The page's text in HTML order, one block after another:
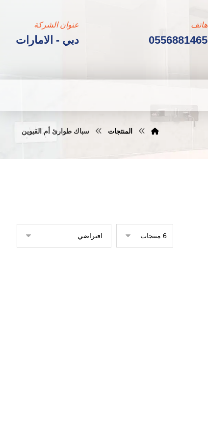
عنوان الشركة
دبي - الامارات
هاتف
0556881465
المنتجات سباك طوارئ أم القيوين